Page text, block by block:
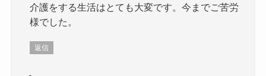
介護をする生活はとても大変です。今までご苦労
様でした。
返信